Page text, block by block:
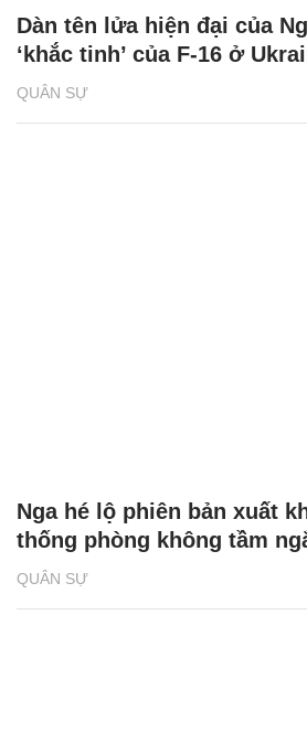
QUÂN SỰ
Dàn tên lửa hiện đại của
‘khắc tinh’ của F-16 ở
QUÂN SỰ
Nga hé lộ phiên bản xuất
thống phòng không tầm